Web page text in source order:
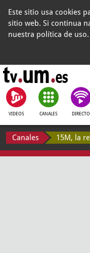
Este sitio usa cookies
sitio web. Si continua
nuestra política de uso.
VIDEOS CANALES DIRECTO
Canales